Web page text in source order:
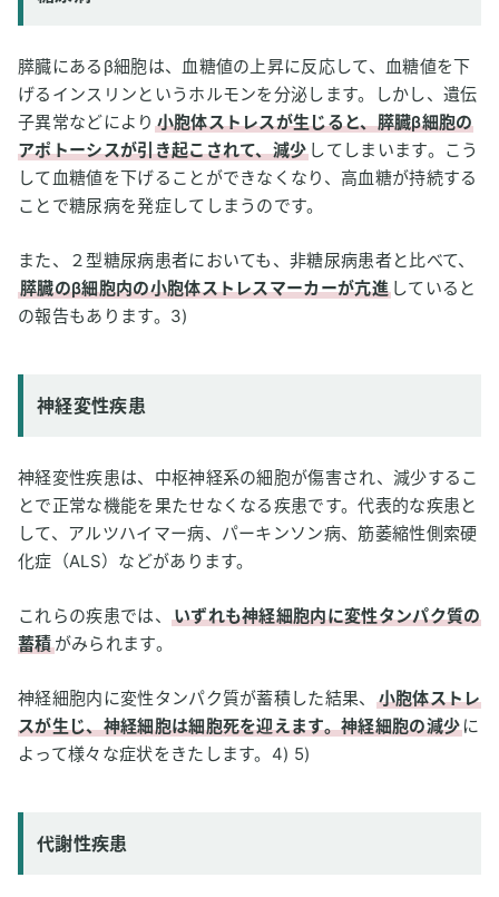
膵臓にあるβ細胞は、血糖値の上昇に反応して、血糖値を下
げるインスリンというホルモンを分泌します。しかし、遺伝
子異常などにより 小胞体ストレスが生じると、膵臓β細胞の
アポトーシスが引き起こされて、減少 してしまいます。こう
して血糖値を下げることができなくなり、高血糖が持続する
ことで糖尿病を発症してしまうのです。
また、２型糖尿病患者においても、非糖尿病患者と比べて、
膵臓のβ細胞内の小胞体ストレスマーカーが亢進 していると
の報告もあります。3)
神経変性疾患
神経変性疾患は、中枢神経系の細胞が傷害され、減少するこ
とで正常な機能を果たせなくなる疾患です。代表的な疾患と
して、アルツハイマー病、パーキンソン病、筋萎縮性側索硬
化症（ALS）などがあります。
これらの疾患では、
いずれも神経細胞内に変性タンパク質の
蓄積がみられます。
神経細胞内に変性タンパク質が蓄積した結果、
小胞体ストレ
スが生じ、神経細胞は細胞死を迎えます。神経細胞の減少に
よって様々な症状をきたします。4) 5)
代謝性疾患